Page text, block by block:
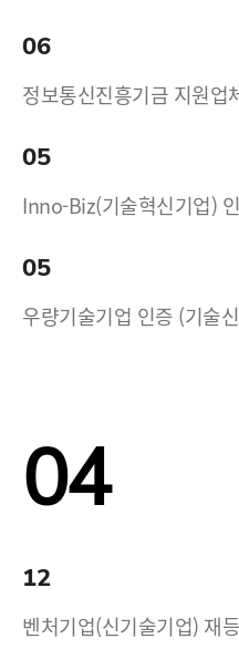
06
정보통신진흥기금 지원업
05
Inno-Biz(기술혁신기업)
05
우량기술기업 인증 (기술
04
12
벤처기업(신기술기업) 재